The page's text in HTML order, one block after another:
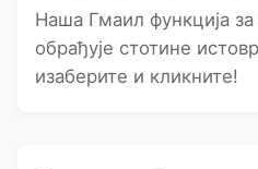
Наша Гмаил функција за
обрађује стотине
изаберите и кликните!